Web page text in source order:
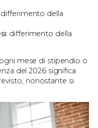
differimento della
differimento della
mese di stipendio o
del 2026 significa
nonostante si